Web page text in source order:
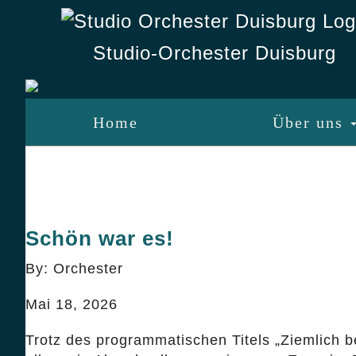
Studio-Orchester Duisburg
Home Über uns
Schön war es!
By: Orchester
Mai 18, 2026
Trotz des programmatischen Titels „Ziemlich